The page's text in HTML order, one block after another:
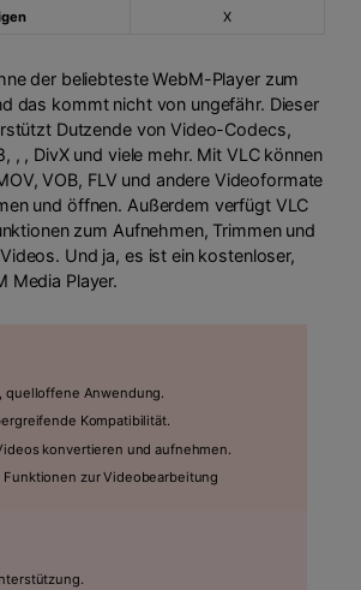
X
der beliebteste WebM-Player zum
das kommt nicht von ungefähr. Dieser
Dutzende von Video-Codecs,
, , DivX und viele mehr. Mit VLC können
VOB, FLV und andere Videoformate
und öffnen. Außerdem verfügt VLC
zum Aufnehmen, Trimmen und
Und ja, es ist ein kostenloser,
Media Player.
quelloffene Anwendung.
Kompatibilität.
konvertieren und aufnehmen.
Funktionen zur Videobearbeitung